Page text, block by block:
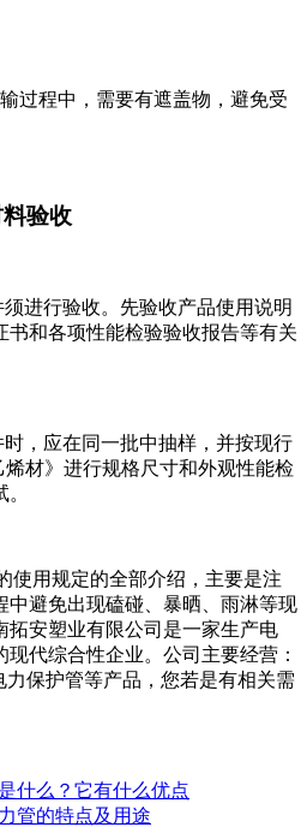
过程中，需要有遮盖物，避免受
验收
进行验收。先验收产品使用说明
书和各项性能检验验收报告等有关
，应在同一批中抽样，并按现行
烯材》进行规格尺寸和外观性能检
使用规定的全部介绍，主要是注
中避免出现磕碰、暴晒、雨淋等现
拓安塑业有限公司是一家生产电
代综合性企业。公司主要经营：
力保护管等产品，您若是有相关需
什么？它有什么优点
管的特点及用途